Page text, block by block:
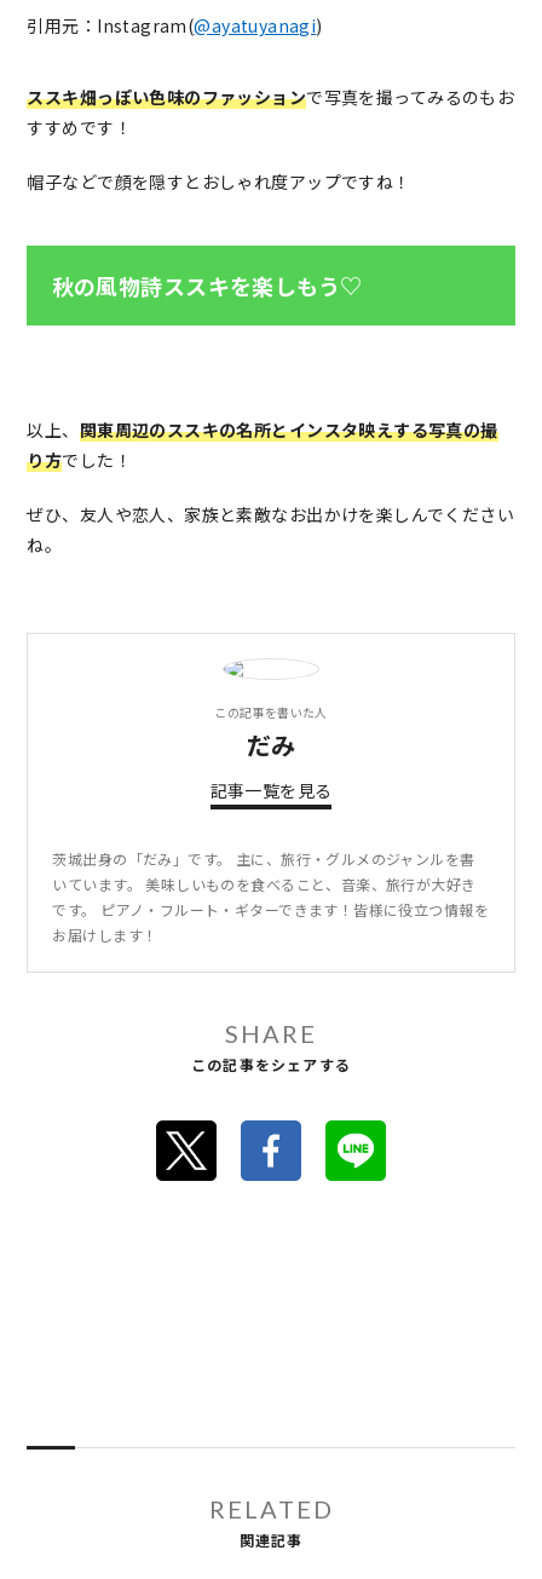
引用元：Instagram(@ayatuyanagi)
ススキ畑っぽい色味のファッションで写真を撮ってみるのもお
すすめです！
帽子などで顔を隠すとおしゃれ度アップですね！
秋の風物詩ススキを楽しもう♡
以上、 関東周辺のススキの名所とインスタ映えする写真の撮
り方でした！
ぜひ、友人や恋人、家族と素敵なお出かけを楽しんでください
ね。
この記事を書いた人
だみ
記事一覧を見る
茨城出身の「だみ」です。 主に、旅行・グルメのジャンルを書
いています。 美味しいものを食べること、音楽、旅行が大好き
です。 ピアノ・フルート・ギターできます！皆様に役立つ情報を
お届けします！
SHARE
この記事をシェアする
RELATED
関連記事